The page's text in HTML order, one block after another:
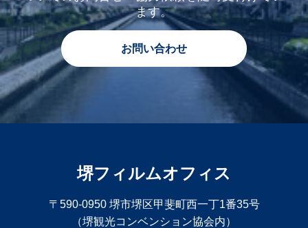
ます。
お問い合わせ
堺フィルムオフィス
〒590-0950 堺市堺区甲斐町西一丁1番35号
（堺観光コンベンション協会内）